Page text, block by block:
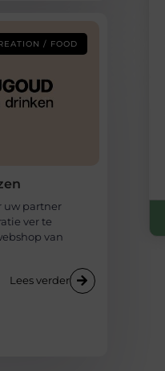
/ FOOD
uw partner
ver te
van
Lees verder